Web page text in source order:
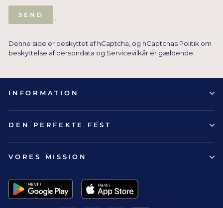
SEND
'
Denne side er beskyttet af hCaptcha, og hCaptchas Politik om
beskyttelse af persondata og Servicevilkår er gældende.
INFORMATION
DEN PERFEKTE FEST
VORES MISSION